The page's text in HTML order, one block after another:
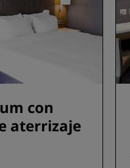
con
aterrizaje